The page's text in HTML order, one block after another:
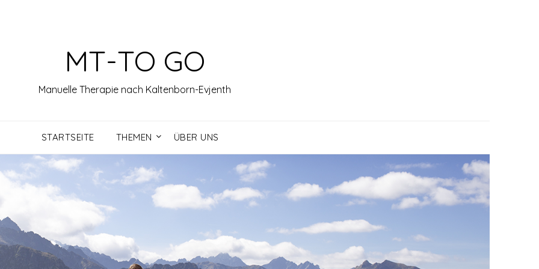
MT-TO GO
Manuelle Therapie nach Kaltenborn-Evjenth
STARTSEITE THEMEN ÜBER UNS